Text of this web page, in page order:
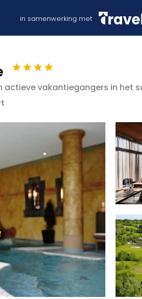
in samenwerking met
actieve vakantiegangers in het